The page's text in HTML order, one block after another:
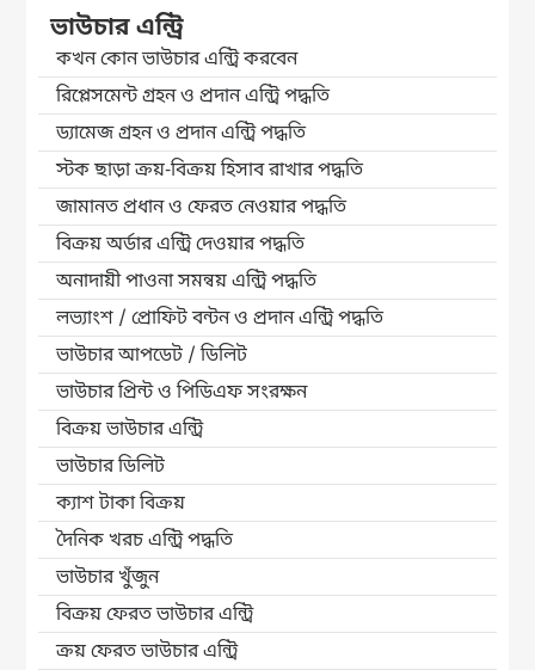
ভাউচার এন্ট্রি
কখন কোন ভাউচার এন্ট্রি করবেন
রিপ্লেসমেন্ট গ্রহন ও প্রদান এন্ট্রি পদ্ধতি
ড্যামেজ গ্রহন ও প্রদান এন্ট্রি পদ্ধতি
স্টক ছাড়া ক্রয়-বিক্রয় হিসাব রাখার পদ্ধতি
জামানত প্রধান ও ফেরত নেওয়ার পদ্ধতি
বিক্রয় অর্ডার এন্ট্রি দেওয়ার পদ্ধতি
অনাদায়ী পাওনা সমন্বয় এন্ট্রি পদ্ধতি
লভ্যাংশ / প্রোফিট বন্টন ও প্রদান এন্ট্রি পদ্ধতি
ভাউচার আপডেট / ডিলিট
ভাউচার প্রিন্ট ও পিডিএফ সংরক্ষন
বিক্রয় ভাউচার এন্ট্রি
ভাউচার ডিলিট
ক্যাশ টাকা বিক্রয়
দৈনিক খরচ এন্ট্রি পদ্ধতি
ভাউচার খুঁজুন
বিক্রয় ফেরত ভাউচার এন্ট্রি
ক্রয় ফেরত ভাউচার এন্ট্রি